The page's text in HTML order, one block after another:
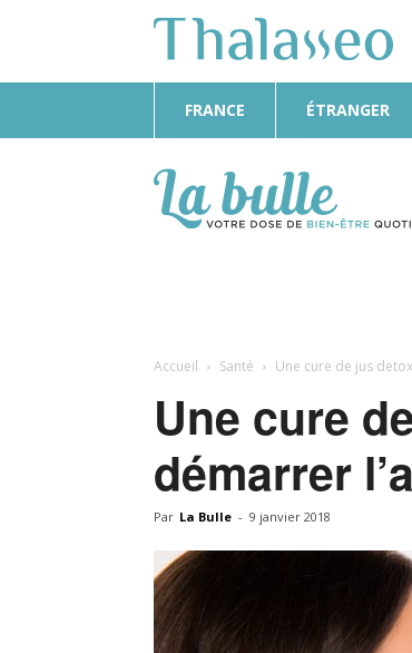
FRANCE ÉTRANGER
Accueil Santé Une cure de jus
Une cure
démarrer
Par La Bulle - 9 janvier 2018